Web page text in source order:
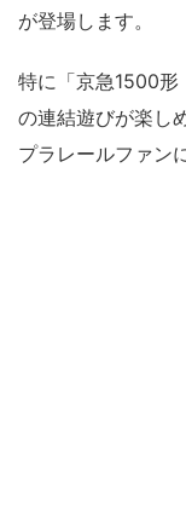
が登場します。
特に「京急1500形
の連結遊びが楽し
プラレールファン